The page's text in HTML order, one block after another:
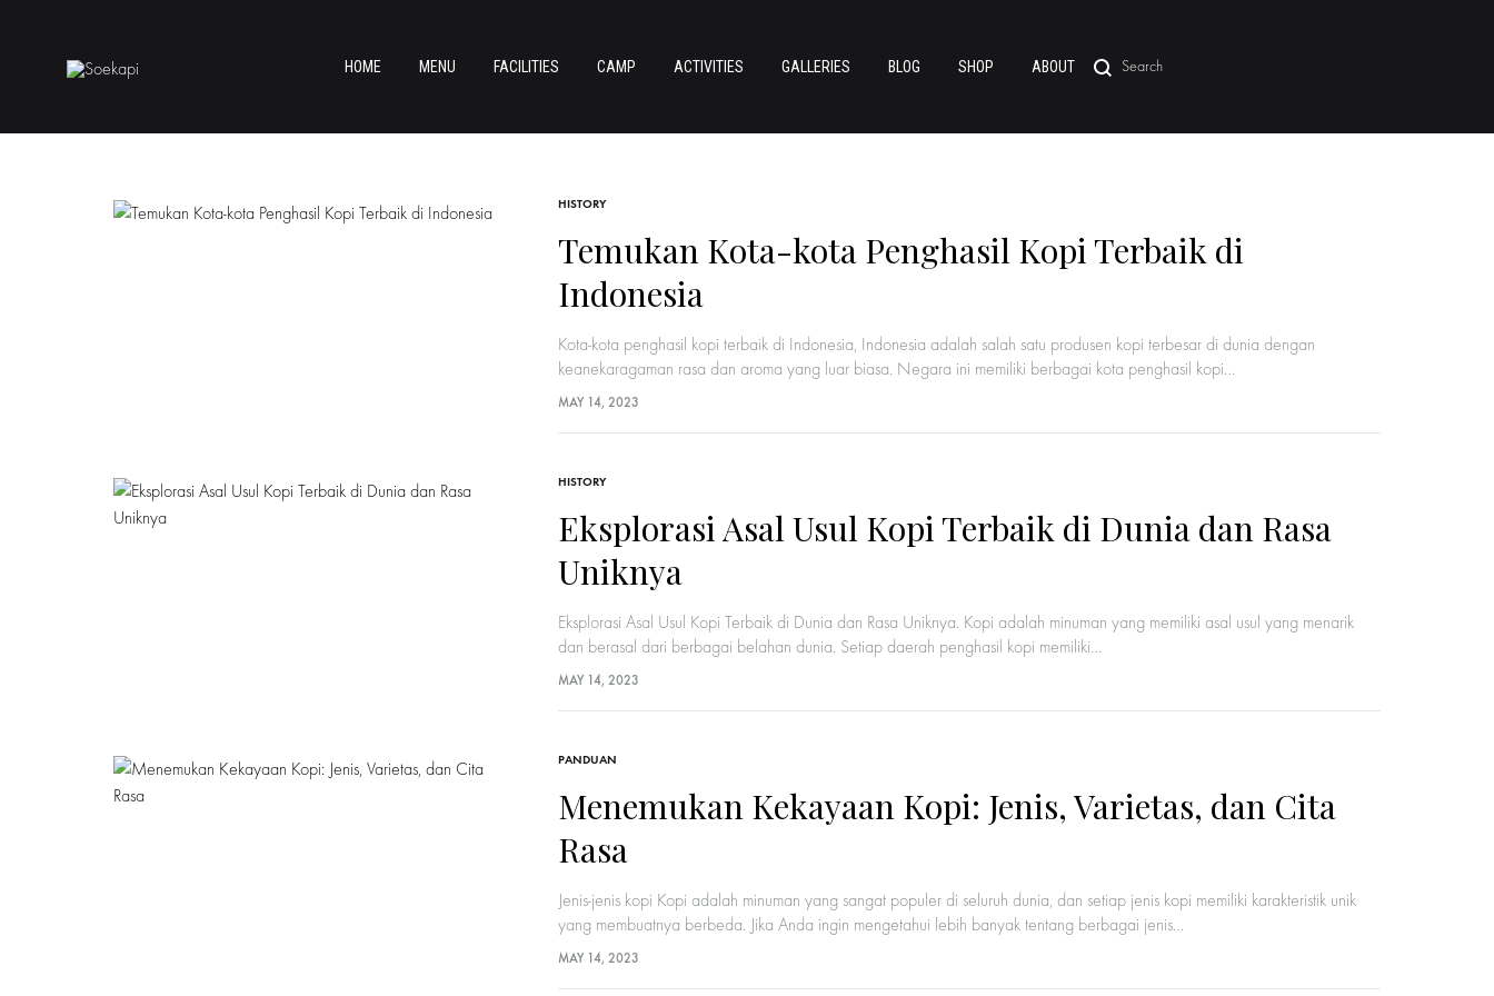
HOME MENU FACILITIES CAMP ACTIVITIES GALLERIES BLOG SHOP ABOUT Search
HISTORY
Temukan Kota-kota Penghasil Kopi Terbaik di
Indonesia
Kota-kota penghasil kopi terbaik di Indonesia, Indonesia adalah salah satu produsen kopi terbesar di dunia dengan
keanekaragaman rasa dan aroma yang luar biasa. Negara ini memiliki berbagai kota penghasil kopi…
MAY 14, 2023
HISTORY
Eksplorasi Asal Usul Kopi Terbaik di Dunia dan Rasa
Uniknya
Eksplorasi Asal Usul Kopi Terbaik di Dunia dan Rasa Uniknya. Kopi adalah minuman yang memiliki asal usul yang menarik
dan berasal dari berbagai belahan dunia. Setiap daerah penghasil kopi memiliki…
MAY 14, 2023
PANDUAN
Menemukan Kekayaan Kopi: Jenis, Varietas, dan Cita
Rasa
Jenis-jenis kopi Kopi adalah minuman yang sangat populer di seluruh dunia, dan setiap jenis kopi memiliki karakteristik unik
yang membuatnya berbeda. Jika Anda ingin mengetahui lebih banyak tentang berbagai jenis…
MAY 14, 2023